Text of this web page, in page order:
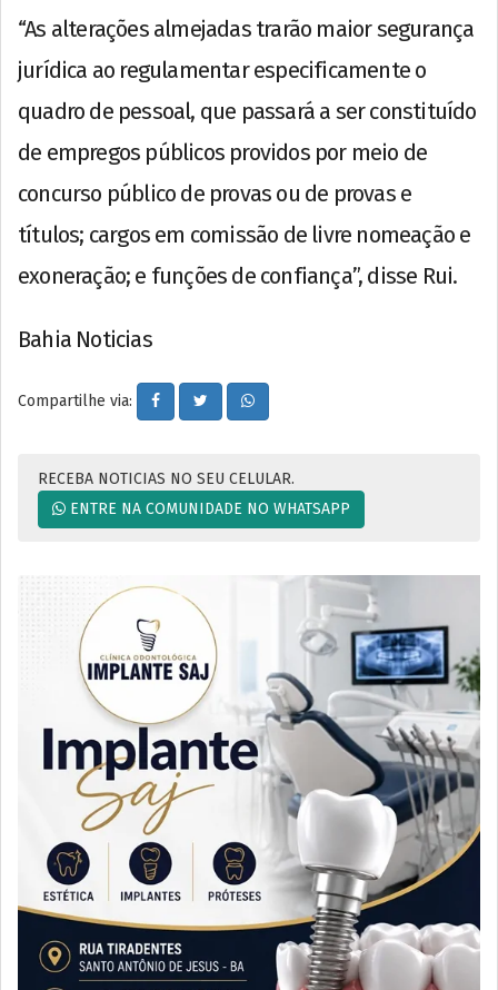
“As alterações almejadas trarão maior segurança
jurídica ao regulamentar especificamente o
quadro de pessoal, que passará a ser constituído
de empregos públicos providos por meio de
concurso público de provas ou de provas e
títulos; cargos em comissão de livre nomeação e
exoneração; e funções de confiança”, disse Rui.
Bahia Noticias
Compartilhe via:
RECEBA NOTICIAS NO SEU CELULAR.
ENTRE NA COMUNIDADE NO WHATSAPP